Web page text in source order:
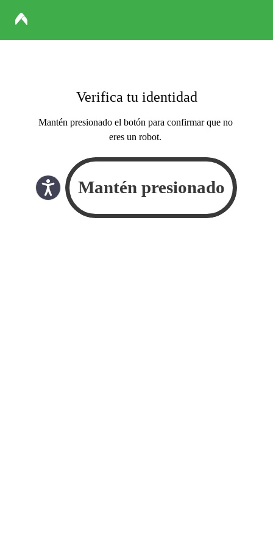
Verifica tu identidad
Mantén presionado el botón para confirmar que no
eres un robot.